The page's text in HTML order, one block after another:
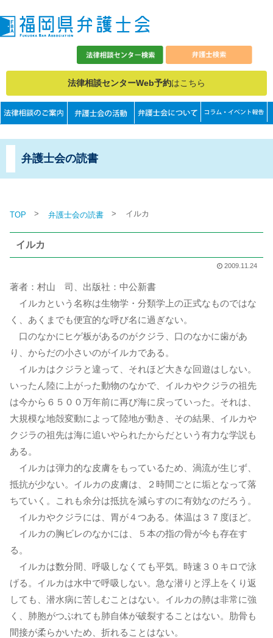
法律相談センターWeb予約はこちら
弁護士会の読書
TOP > 弁護士会の読書 > イルカ
イルカ
2009.11.24
著者：村山 司、出版社：中公新書
イルカという名称は生物学・分類学上の正式なものではな
く、あくまでも便宜的な呼び名に過ぎない。
口のなかにヒゲ板があるのがクジラ、口のなかに歯があ
り、からだの小さいのがイルカである。
イルカはクジラと違って、それほど大きな回遊はしない。
いったん陸に上がった動物のなかで、イルカやクジラの祖先
は今から６５００万年前に再び海に戻っていった。それは、
大規模な地殻変動によって陸地が動き、その結果、イルカや
クジラの祖先は海に追いやられたからだという有力な学説も
ある。
イルカは弾力的な皮膚をもっているため、渦流が生じず、
抵抗が少ない。イルカの皮膚は、２時間ごとに垢となって落
ちていく。これも余分は抵抗を減らすのに有効なのだろう。
イルカやクジラには、胃が４つある。体温は３７度ほど。
イルカの胸ビレのなかには、５本の指の骨が今も存在す
る。
イルカは数分間、呼吸しなくても平気。時速３０キロで泳
げる。イルカは水中で呼吸しない。急な潜りと浮上をくり返
しても、潜水病に苦しむことはない。イルカの肺は非常に強
く、肺胞がつぶれても肺自体が破裂することはない。肋骨も
間接が柔らかいため、折れることはない。